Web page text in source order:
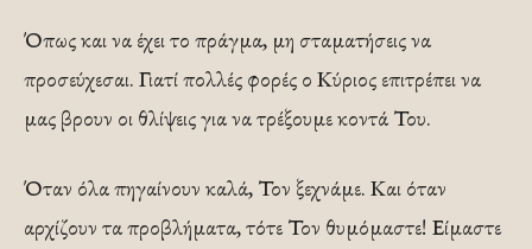
Όπως και να έχει το πράγμα, μη σταματήσεις να
προσεύχεσαι. Γιατί πολλές φορές ο Κύριος επιτρέπει να
μας βρουν οι θλίψεις για να τρέξουμε κοντά Του.
Όταν όλα πηγαίνουν καλά, Τον ξεχνάμε. Και όταν
αρχίζουν τα προβλήματα, τότε Τον θυμόμαστε! Είμαστε